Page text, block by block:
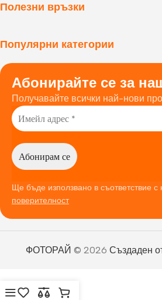
Полезни връзки
Популярни категории
Абонирайте се за
Получавайте всички най-нови
Ще бъде използвано в съответствие с
поверителност
ФОТОРАЙ © 2026 Създаден